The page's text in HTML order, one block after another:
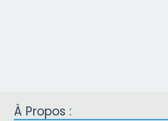
À Propos :